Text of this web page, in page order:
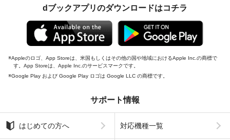
dブックアプリのダウンロードはコチラ
Appleのロゴ、App Storeは、米国もしくはその他の国や地域におけるApple Inc.の商標で
す。App Storeは、Apple Inc.のサービスマークです。
Google Play および Google Play ロゴは Google LLC の商標です。
サポート情報
はじめての方へ 対応機種一覧